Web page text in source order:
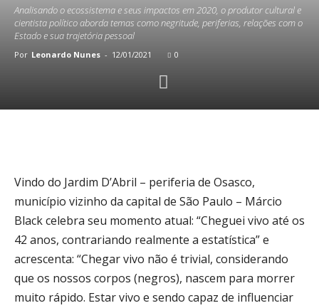
Analisando o ecossistema e seus impactos em 2020, o produtor cultural e
cientista político aborda temas como negritude, periferias, relações com o
Estado e sua trajetória pessoal
Por Leonardo Nunes - 12/01/2021 0
Vindo do Jardim D’Abril – periferia de Osasco,
município vizinho da capital de São Paulo – Márcio
Black celebra seu momento atual: “Cheguei vivo até os
42 anos, contrariando realmente a estatística” e
acrescenta: “Chegar vivo não é trivial, considerando
que os nossos corpos (negros), nascem para morrer
muito rápido. Estar vivo e sendo capaz de influenciar